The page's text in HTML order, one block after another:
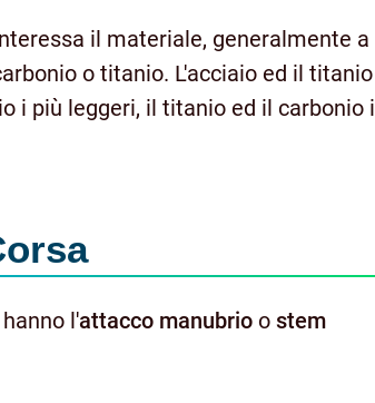
il materiale, generalmente a
o titanio. L'acciaio ed il titanio
i più leggeri, il titanio ed il carbonio i
l'attacco manubrio o stem